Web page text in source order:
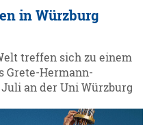
in Würzburg
treffen sich zu einem
Grete-Hermann-
an der Uni Würzburg